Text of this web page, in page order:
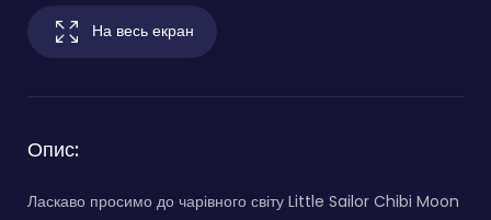
На весь екран
Опис:
Ласкаво просимо до чарівного світу Little Sailor Chibi Moon